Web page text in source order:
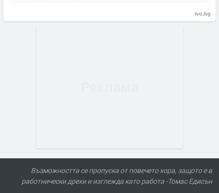
ivo.bg
Възможността се пропуска от повечето хора, защото е в
работнически дрехи и изглежда като работа -Томас Едисън